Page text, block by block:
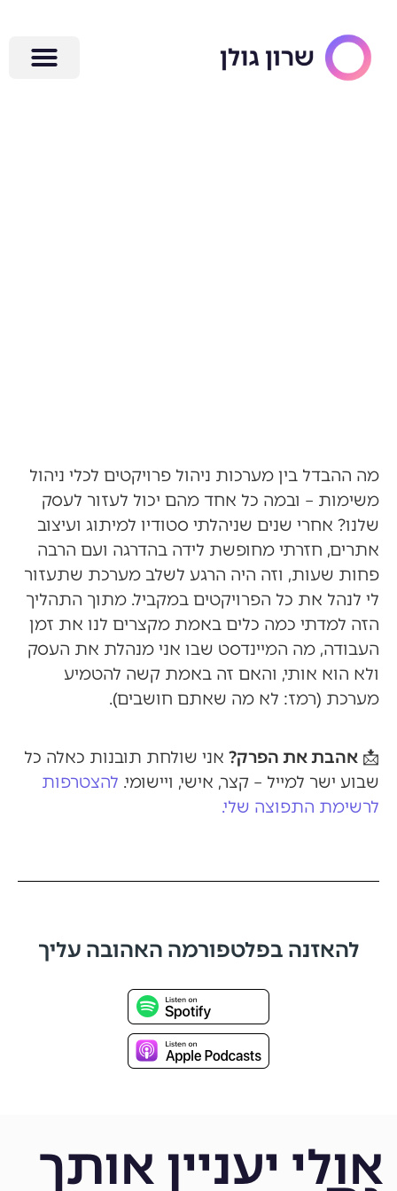
מה ההבדל בין מערכות ניהול פרויקטים לכלי ניהול
משימות – ובמה כל אחד מהם יכול לעזור לעסק
שלנו? אחרי שנים שניהלתי סטודיו למיתוג ועיצוב
אתרים, חזרתי מחופשת לידה בהדרגה ועם הרבה
פחות שעות, וזה היה הרגע לשלב מערכת שתעזור
לי לנהל את כל הפרויקטים במקביל. מתוך התהליך
הזה למדתי כמה כלים באמת מקצרים לנו את זמן
העבודה, מה המיינדסט שבו אני מנהלת את העסק
ולא הוא אותי, והאם זה באמת קשה להטמיע
מערכת (רמז: לא מה שאתם חושבים).
📩 אהבת את הפרק? אני שולחת תובנות כאלה כל
שבוע ישר למייל – קצר, אישי, ויישומי. להצטרפות
לרשימת התפוצה שלי.
להאזנה בפלטפורמה האהובה עליך
אולי יעניין אותך